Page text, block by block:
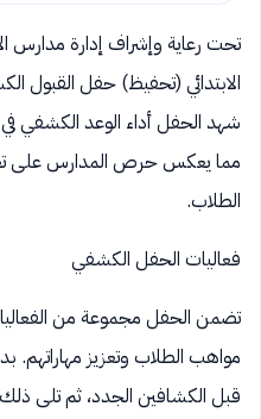
تحت رعاية وإشراف إدارة مدارس
الابتدائي (تحفيظ) حفل القبول
شهد الحفل أداء الوعد الكشفي في
مما يعكس حرص المدارس على
الطلاب.
فعاليات الحفل الكشفي
تضمن الحفل مجموعة من
مواهب الطلاب وتعزيز مهاراتهم.
قبل الكشافين الجدد، ثم تلى